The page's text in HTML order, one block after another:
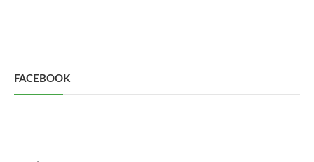
FACEBOOK